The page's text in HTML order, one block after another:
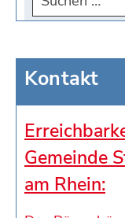
Kontakt
Gemeinde
am Rhein: